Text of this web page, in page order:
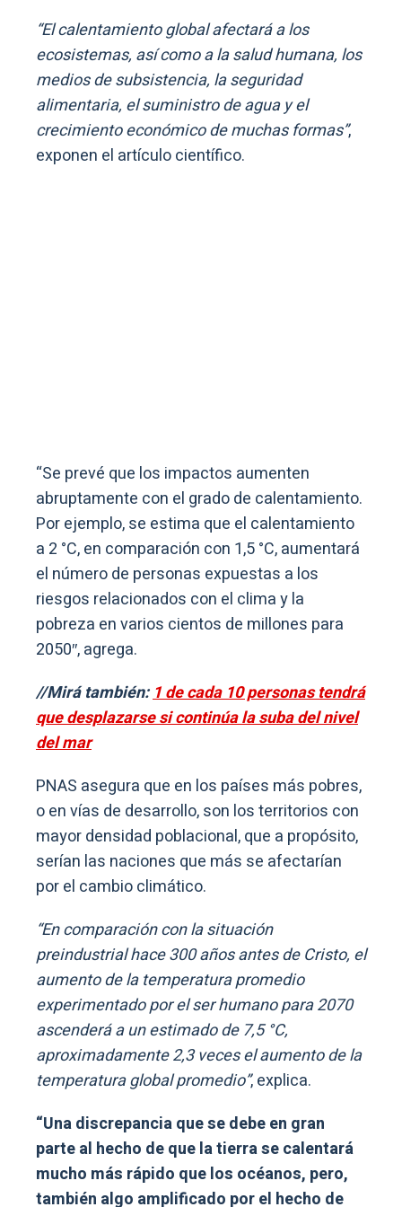
“El calentamiento global afectará a los
ecosistemas, así como a la salud humana, los
medios de subsistencia, la seguridad
alimentaria, el suministro de agua y el
crecimiento económico de muchas formas”,
exponen el artículo científico.
“Se prevé que los impactos aumenten
abruptamente con el grado de calentamiento.
Por ejemplo, se estima que el calentamiento
a 2 °C, en comparación con 1,5 °C, aumentará
el número de personas expuestas a los
riesgos relacionados con el clima y la
pobreza en varios cientos de millones para
2050″, agrega.
//Mirá también:1 de cada 10 personas tendrá
que desplazarse si continúa la suba del nivel
del mar
PNAS asegura que en los países más pobres,
o en vías de desarrollo, son los territorios con
mayor densidad poblacional, que a propósito,
serían las naciones que más se afectarían
por el cambio climático.
“En comparación con la situación
preindustrial hace 300 años antes de Cristo, el
aumento de la temperatura promedio
experimentado por el ser humano para 2070
ascenderá a un estimado de 7,5 °C,
aproximadamente 2,3 veces el aumento de la
temperatura global promedio”, explica.
“Una discrepancia que se debe en gran
parte al hecho de que la tierra se calentará
mucho más rápido que los océanos, pero,
también algo amplificado por el hecho de